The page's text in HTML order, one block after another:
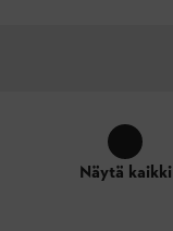
Näytä kaikki